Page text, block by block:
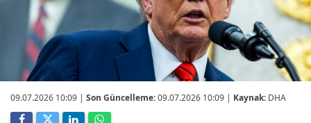
09.07.2026 10:09 | Son Güncelleme:09.07.2026 10:09 | Kaynak: DHA